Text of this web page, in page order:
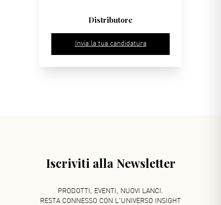
Distributore
Invia la tua candidatura
Iscriviti alla Newsletter
PRODOTTI, EVENTI, NUOVI LANCI.
RESTA CONNESSO CON L'UNIVERSO INSIGHT